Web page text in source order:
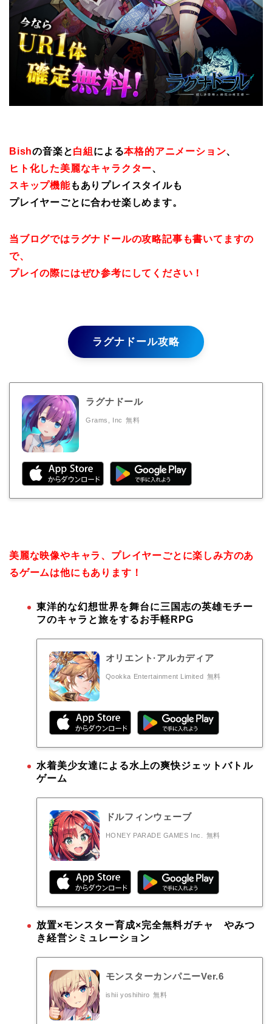
Bishの音楽と白組 による本格的アニメーション、
ヒト化した美麗なキャラクター、
スキップ機能もありプレイスタイルも
プレイヤーごとに合わせ楽しめます。
当ブログではラグナドールの攻略記事も書いてますの
で、
プレイの際にはぜひ参考にしてください！
ラグナドール攻略
ラグナドール
Grams, Inc 無料
美麗な映像やキャラ、プレイヤーごとに楽しみ方のあ
るゲームは他にもあります！
東洋的な幻想世界を舞台に三国志の英雄モチー
フのキャラと旅をするお手軽RPG
オリエント·アルカディア
Qookka Entertainment Limited 無料
水着美少女達による水上の爽快ジェットバトル
ゲーム
ドルフィンウェーブ
HONEY PARADE GAMES Inc. 無料
放置×モンスター育成×完全無料ガチャ やみつ
き経営シミュレーション
モンスターカンパニーVer.6
ishii yoshihiro 無料